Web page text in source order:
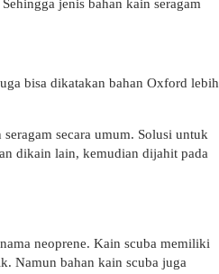
jenis bahan kain seragam
bisa dikatakan bahan Oxford lebih
secara umum. Solusi untuk
dikain lain, kemudian dijahit pada
neoprene. Kain scuba memiliki
Namun bahan kain scuba juga